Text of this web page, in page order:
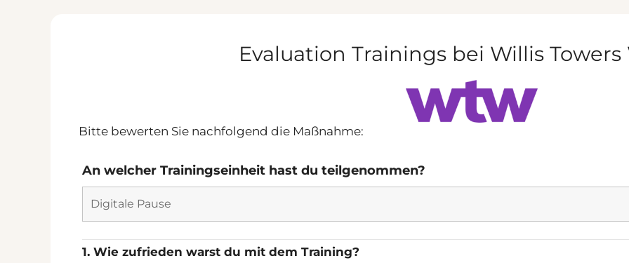
Evaluation Trainings bei Willis Towers
Bitte bewerten Sie nachfolgend die Maßnahme:
An welcher Trainingseinheit hast du teilgenommen?
1. Wie zufrieden warst du mit dem Training?